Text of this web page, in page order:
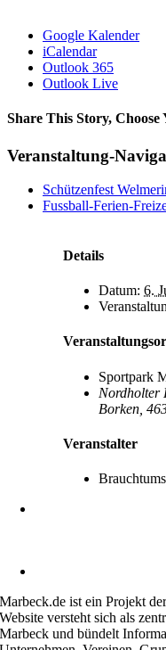
Google Kalender
iCalendar
Outlook 365
Outlook Live
Share This Story,
Facebook
X
Bluesky
Reddit
LinkedIn
WhatsApp
Telegram
Tumblr
Xing
Email
Copy
Veranstaltung-
Schützenfest
Fussball-Ferien-
Details
Datum: 6.
Sportpark
Nordholter
Borken
Veranstalter
Marbeck.de ist ein Projekt
Website versteht sich als
Marbeck und bündelt